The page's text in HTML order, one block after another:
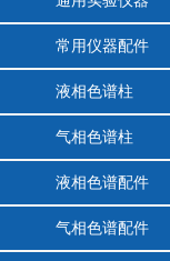
常用仪器配件
液相色谱柱
气相色谱柱
液相色谱配件
气相色谱配件